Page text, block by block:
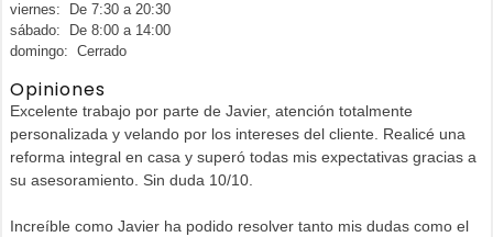
viernes: De 7:30 a 20:30
sábado: De 8:00 a 14:00
domingo: Cerrado
Opiniones
Excelente trabajo por parte de Javier, atención totalmente
personalizada y velando por los intereses del cliente. Realicé una
reforma integral en casa y superó todas mis expectativas gracias a
su asesoramiento. Sin duda 10/10.
Increíble como Javier ha podido resolver tanto mis dudas como el